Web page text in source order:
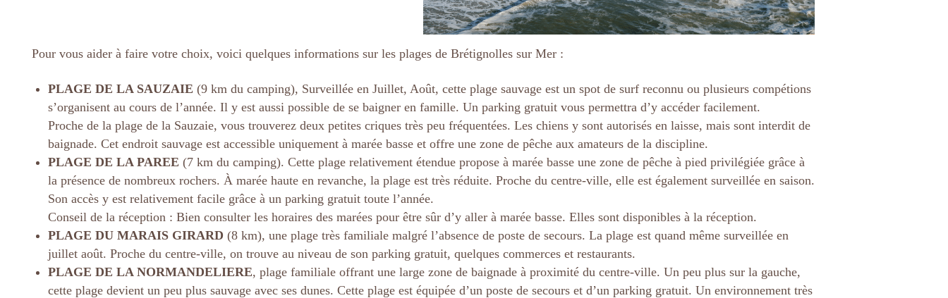
Pour vous aider à faire votre choix, voici quelques informations sur les plages de Brétignolles sur Mer :
PLAGE DE LA SAUZAIE (9 km du camping), Surveillée en Juillet, Août, cette plage sauvage est un spot de surf reconnu ou plusieurs compétions
s’organisent au cours de l’année. Il y est aussi possible de se baigner en famille. Un parking gratuit vous permettra d’y accéder facilement.
Proche de la plage de la Sauzaie, vous trouverez deux petites criques très peu fréquentées. Les chiens y sont autorisés en laisse, mais sont interdit de
baignade. Cet endroit sauvage est accessible uniquement à marée basse et offre une zone de pêche aux amateurs de la discipline.
PLAGE DE LA PAREE (7 km du camping). Cette plage relativement étendue propose à marée basse une zone de pêche à pied privilégiée grâce à
la présence de nombreux rochers. À marée haute en revanche, la plage est très réduite. Proche du centre-ville, elle est également surveillée en saison.
Son accès y est relativement facile grâce à un parking gratuit toute l’année.
Conseil de la réception : Bien consulter les horaires des marées pour être sûr d’y aller à marée basse. Elles sont disponibles à la réception.
PLAGE DU MARAIS GIRARD (8 km), une plage très familiale malgré l’absence de poste de secours. La plage est quand même surveillée en
juillet août. Proche du centre-ville, on trouve au niveau de son parking gratuit, quelques commerces et restaurants.
PLAGE DE LA NORMANDELIERE, plage familiale offrant une large zone de baignade à proximité du centre-ville. Un peu plus sur la gauche,
cette plage devient un peu plus sauvage avec ses dunes. Cette plage est équipée d’un poste de secours et d’un parking gratuit. Un environnement très